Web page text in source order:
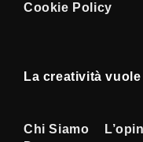
Cookie Policy
La creatività
Menu
Chi Siamo